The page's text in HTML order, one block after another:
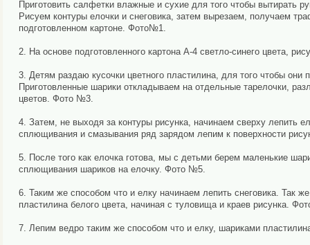
Приготовить салфетки влажные и сухие для того чтобы вытирать
Рисуем контуры елочки и снеговика, затем вырезаем, получаем
подготовленном картоне. Фото№1.
2. На основе подготовленного картона А-4 светло-синего цвета,
3. Детям раздаю кусочки цветного пластилина, для того чтобы
Приготовленные шарики откладываем на отдельные тарелочки,
цветов. Фото №3.
4. Затем, не выходя за контуры рисунка, начинаем сверху лепить
сплющивания и смазывания ряд зарядом лепим к поверхности
5. После того как елочка готова, мы с детьми берем маленькие
сплющивания шариков на елочку. Фото №5.
6. Таким же способом что и елку начинаем лепить снеговика. Так
пластилина белого цвета, начиная с туловища и краев рисунка.
7. Лепим ведро таким же способом что и елку, шариками